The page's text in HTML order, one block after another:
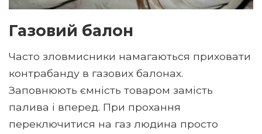
Газовий балон
Часто зловмисники намагаються приховати
контрабанду в газових балонах.
Заповнюють ємність товаром замість
палива і вперед. При прохання
переключитися на газ людина просто